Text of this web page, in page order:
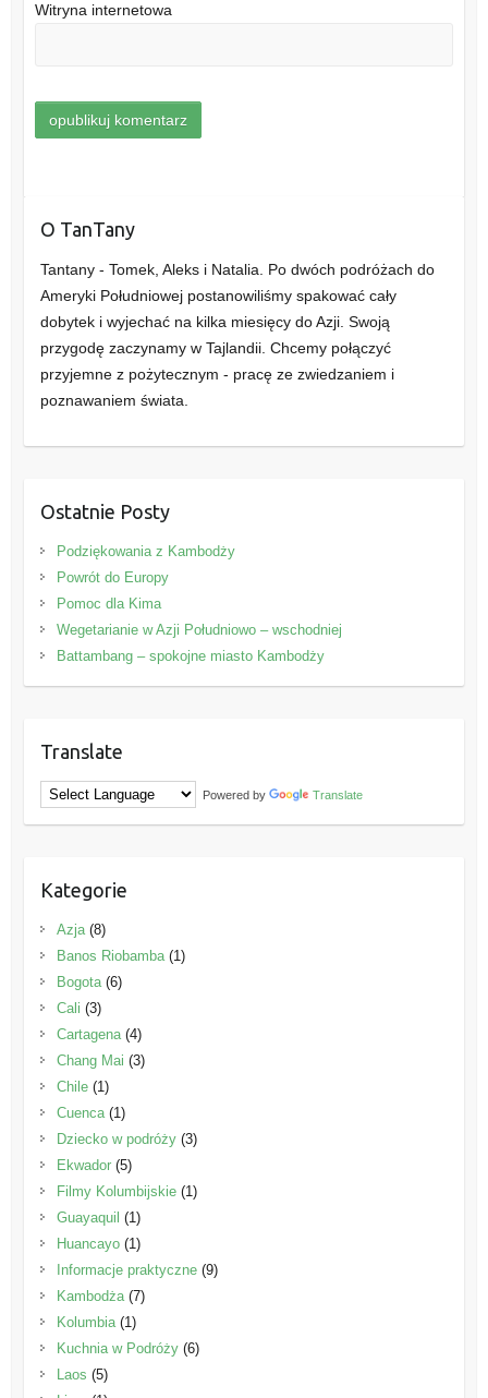
Witryna internetowa
O TanTany
Tantany - Tomek, Aleks i Natalia. Po dwóch podróżach do
Ameryki Południowej postanowiliśmy spakować cały
dobytek i wyjechać na kilka miesięcy do Azji. Swoją
przygodę zaczynamy w Tajlandii. Chcemy połączyć
przyjemne z pożytecznym - pracę ze zwiedzaniem i
poznawaniem świata.
Ostatnie Posty
Podziękowania z Kambodży
Powrót do Europy
Pomoc dla Kima
Wegetarianie w Azji Południowo – wschodniej
Battambang – spokojne miasto Kambodży
Translate
Powered by Translate
Kategorie
Azja(8)
Banos Riobamba(1)
Bogota(6)
Cali (3)
Cartagena(4)
Chang Mai (3)
Chile(1)
Cuenca(1)
Dziecko w podróży(3)
Ekwador(5)
Filmy Kolumbijskie(1)
Guayaquil (1)
Huancayo(1)
Informacje praktyczne(9)
Kambodża(7)
Kolumbia(1)
Kuchnia w Podróży(6)
Laos (5)